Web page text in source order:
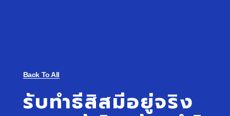
Back To All
รับทำธีสิสมีอยู่จริง